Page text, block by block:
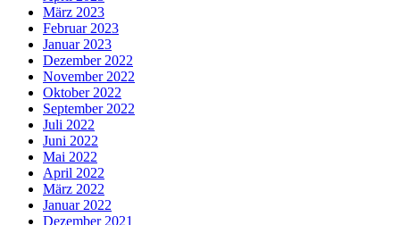
März 2023
Februar 2023
Januar 2023
Dezember 2022
November 2022
Oktober 2022
September 2022
Juli 2022
Juni 2022
Mai 2022
April 2022
März 2022
Januar 2022
Dezember 2021